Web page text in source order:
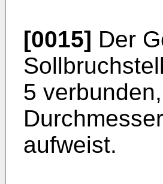
[0015] Der
5
aufweist.